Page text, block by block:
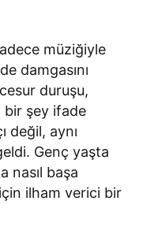
müziğiyle
damgasını
duruşu,
bir şey ifade
değil, aynı
Genç yaşta
nasıl başa
ilham verici bir